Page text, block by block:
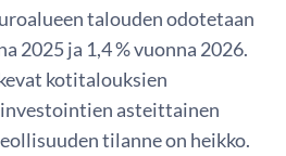
talouden odotetaan
2025 ja 1,4 % vuonna 2026.
kotitalouksien
asteittainen
tilanne on heikko.